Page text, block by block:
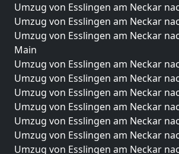
Umzug von Esslingen am Neckar
Umzug von Esslingen am Neckar
Umzug von Esslingen am Neckar
Main
Umzug von Esslingen am Neckar
Umzug von Esslingen am Neckar
Umzug von Esslingen am Neckar
Umzug von Esslingen am Neckar
Umzug von Esslingen am Neckar
Umzug von Esslingen am Neckar
Umzug von Esslingen am Neckar